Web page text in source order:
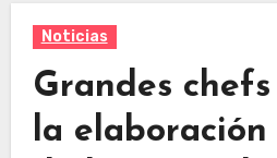
Noticias
Grandes
la